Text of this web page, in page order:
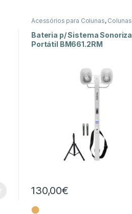
Acessórios para Colunas, Colunas
Bateria p/ Sistema
Portátil BM661.2RM
130,00€
⬤